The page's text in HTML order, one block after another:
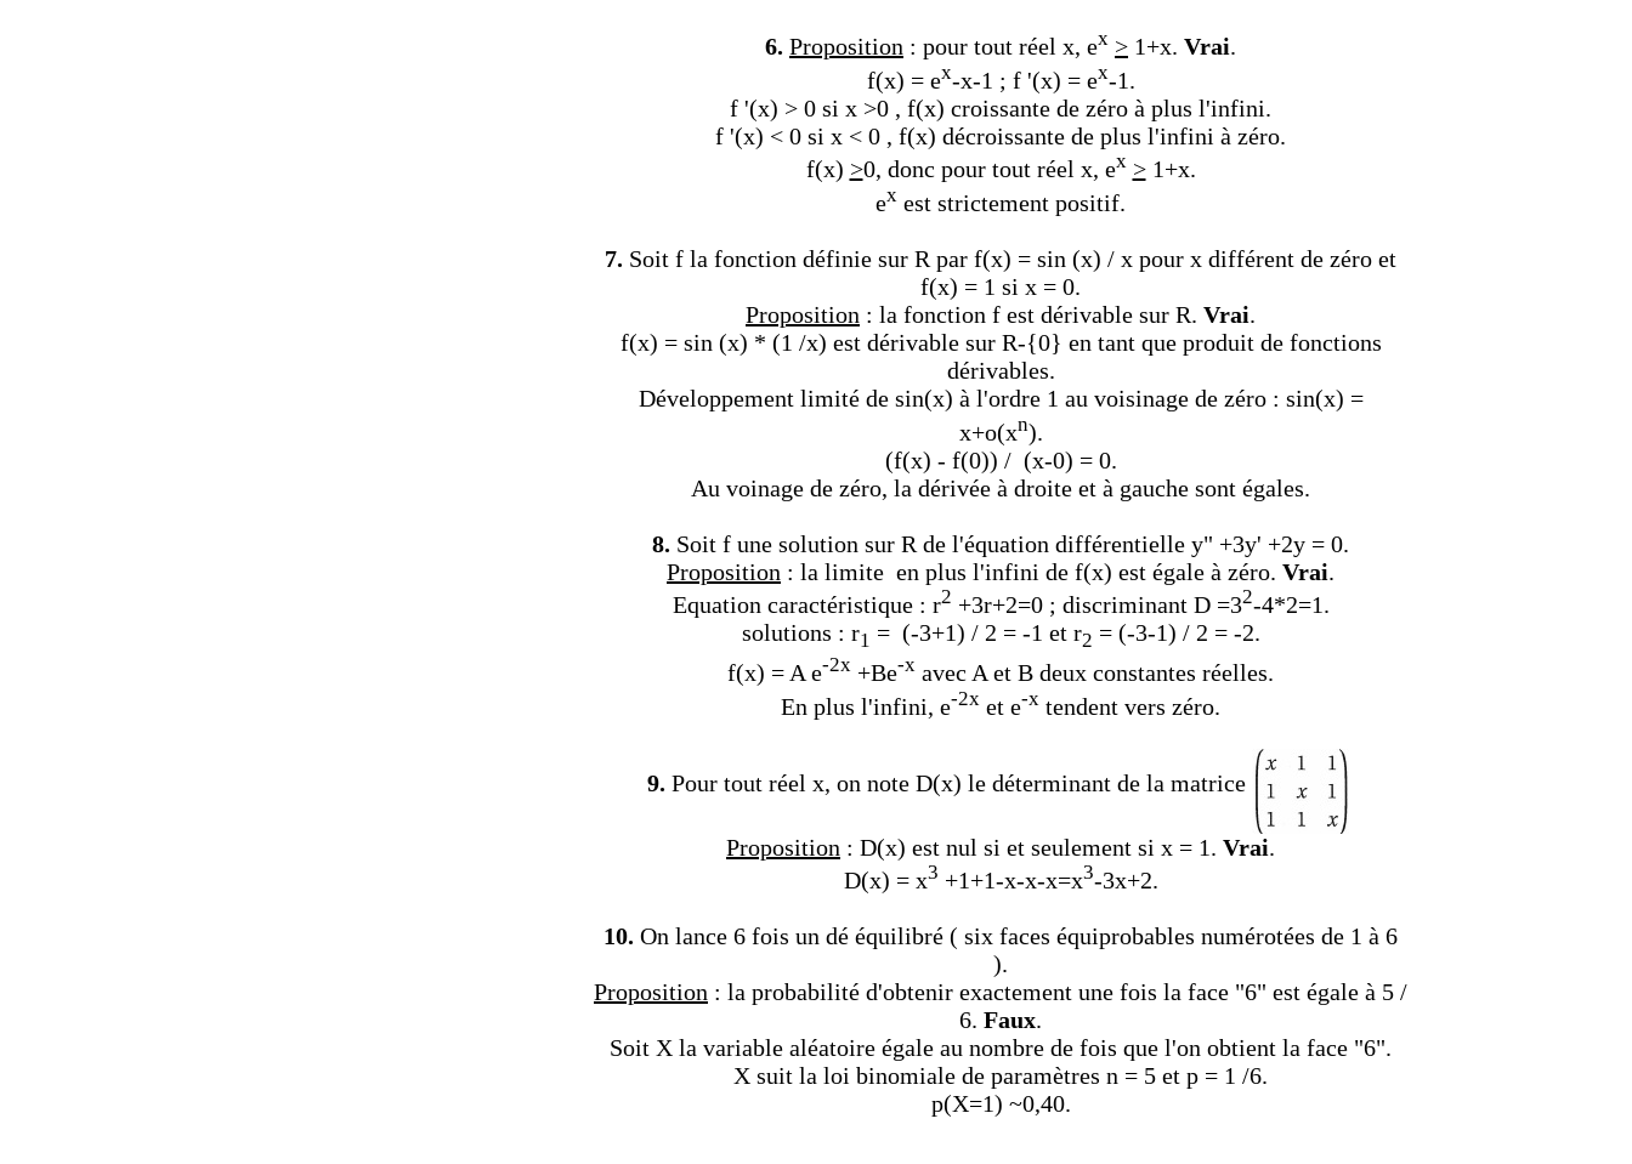
6. Proposition : pour tout réel x, ex > 1+x. Vrai.
f(x) = ex-x-1 ; f '(x) = ex-1.
f '(x) > 0 si x >0 , f(x) croissante de zéro à plus l'infini.
f '(x) < 0 si x < 0 , f(x) décroissante de plus l'infini à zéro.
f(x) >0, donc pour tout réel x, ex >1+x.
ex est strictement positif.
7. Soit f la fonction définie sur R par f(x) = sin (x) / x pour x différent de zéro et
f(x) = 1 si x = 0.
Proposition : la fonction f est dérivable sur R. Vrai.
f(x) = sin (x) * (1 /x) est dérivable sur R-{0} en tant que produit de fonctions
dérivables.
Développement limité de sin(x) à l'ordre 1 au voisinage de zéro : sin(x) =
x+o(xn).
(f(x) - f(0)) / (x-0) = 0.
Au voinage de zéro, la dérivée à droite et à gauche sont égales.
8. Soit f une solution sur R de l'équation différentielle y" +3y' +2y = 0.
Proposition : la limite en plus l'infini de f(x) est égale à zéro. Vrai.
Equation caractéristique : r2 +3r+2=0 ; discriminant D=32-4*2=1.
solutions : r1 = (-3+1) / 2 = -1 et r2 = (-3-1) / 2 = -2.
f(x) = A e-2x +Be-x avec A et B deux constantes réelles.
En plus l'infini, e-2x et e-x tendent vers zéro.
9. Pour tout réel x, on note D(x) le déterminant de la matrice
Proposition : D(x) est nul si et seulement si x = 1. Vrai.
D(x) = x3 +1+1-x-x-x=x3-3x+2.
10. On lance 6 fois un dé équilibré ( six faces équiprobables numérotées de 1 à 6
).
Proposition : la probabilité d'obtenir exactement une fois la face "6" est égale à 5 /
6. Faux.
Soit X la variable aléatoire égale au nombre de fois que l'on obtient la face "6".
X suit la loi binomiale de paramètres n = 5 et p = 1 /6.
p(X=1) ~0,40.